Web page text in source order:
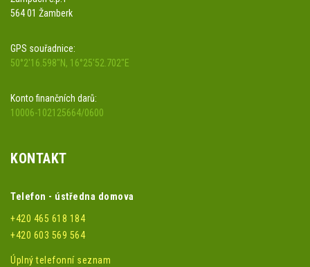
564 01 Žamberk
GPS souřadnice:
50°2'16.598"N, 16°25'52.702"E
Konto finančních darů:
10006-102125664/0600
KONTAKT
Telefon - ústředna domova
+420 465 618 184
+420 603 569 564
Úplný telefonní seznam